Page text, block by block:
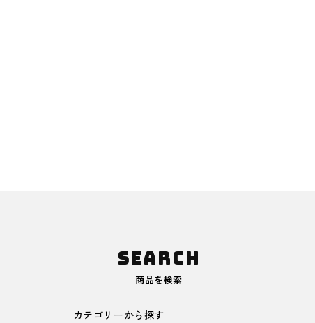
SEARCH
商品を検索
カテゴリーから探す